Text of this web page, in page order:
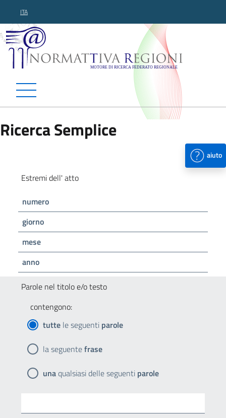
ITA
Normattiva Regioni -
Ricerca Semplice
aiuto
Estremi dell' atto
numero
giorno
mese
anno
Parole nel titolo e/o testo
contengono:
tutte le seguenti parole
la seguentefrase
unaqualsiasi delle seguenti parole